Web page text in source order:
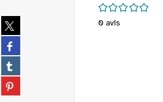
Partager
sur
twitter
(Nouvelle
fenêtre)
Partager
sur
facebook
(Nouvelle
fenêtre)
Partager
sur
tumblr
Partager
sur
/5
0 avis